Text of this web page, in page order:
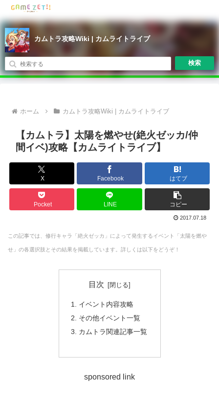
カムトラ攻略Wiki | カムライトライブ
検索
ホーム カムトラ攻略Wiki | カムライトライブ
【カムトラ】太陽を燃やせ(絶火ゼッカ/仲
間イベ)攻略【カムライトライブ】
X Facebook はてブ
Pocket LINE コピー
2017.07.18
この記事では、修行キャラ「絶火ゼッカ」によって発生するイベント「太陽を燃や
せ」の各選択肢とその結果を掲載しています。詳しくは以下をどうぞ！
目次
イベント内容攻略
その他イベント一覧
カムトラ関連記事一覧
sponsored link